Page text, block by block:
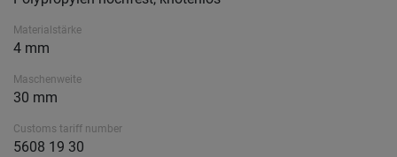
Materialstärke
4 mm
Maschenweite
30 mm
Customs tariff number
5608 19 30